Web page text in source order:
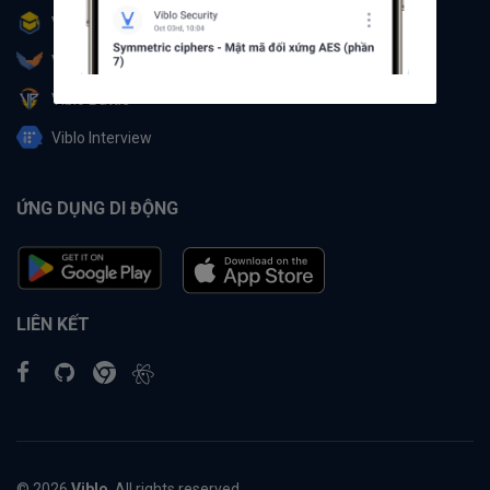
Viblo Learning
Viblo Partner
Viblo Battle
Viblo Interview
ỨNG DỤNG DI ĐỘNG
LIÊN KẾT